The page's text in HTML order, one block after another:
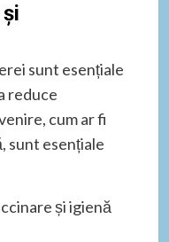
sunt esențiale
reduce
cum ar fi
sunt esențiale
și igienă